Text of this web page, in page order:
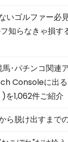
いゴルファー必
知らなきゃ損す
･パチンコ関連
Consoleに出
を1,062件ご紹介
ら脱け出すまで